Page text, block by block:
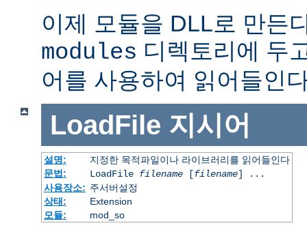
이제 모듈을 DLL로 만든
modules 디렉토리에 두
어를 사용하여 읽어들인
LoadFile 지시어
설명:
지정한 목적파일이나 라이브러리를 읽어들인다
문법:
LoadFile filename[filename] ...
사용장소: 주서버설정
상태:
Extension
모듈:
mod_so